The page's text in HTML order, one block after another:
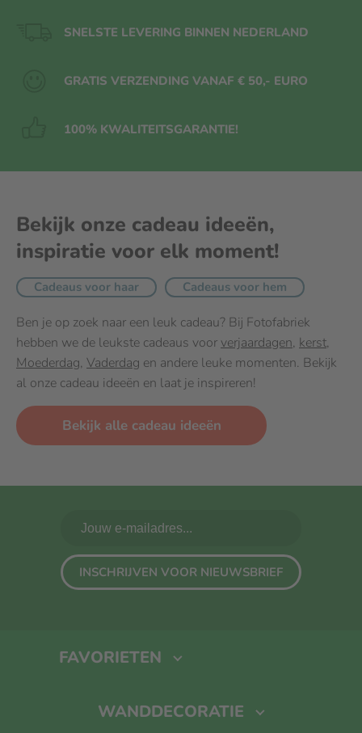
SNELSTE LEVERING BINNEN NEDERLAND
GRATIS VERZENDING VANAF € 50,- EURO
100% KWALITEITSGARANTIE!
Bekijk onze cadeau ideeën,
inspiratie voor elk moment!
Cadeaus voor haar Cadeaus voor hem
Ben je op zoek naar een leuk cadeau? Bij Fotofabriek
hebben we de leukste cadeaus voor verjaardagen, kerst,
Moederdag, Vaderdag en andere leuke momenten. Bekijk
al onze cadeau ideeën en laat je inspireren!
Bekijk alle cadeau ideeën
INSCHRIJVEN VOOR NIEUWSBRIEF
FAVORIETEN
WANDDECORATIE